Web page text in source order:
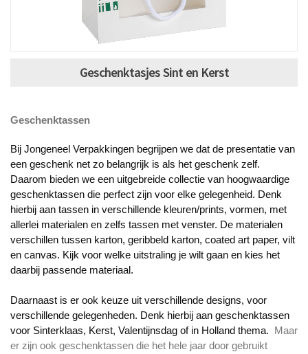
Geschenktasjes Sint en Kerst
Geschenktassen
Bij Jongeneel Verpakkingen begrijpen we dat de presentatie van
een geschenk net zo belangrijk is als het geschenk zelf.
Daarom bieden we een uitgebreide collectie van hoogwaardige
geschenktassen die perfect zijn voor elke gelegenheid. Denk
hierbij aan tassen in verschillende kleuren/prints, vormen, met
allerlei materialen en zelfs tassen met venster. De materialen
verschillen tussen karton, geribbeld karton, coated art paper, vilt
en canvas. Kijk voor welke uitstraling je wilt gaan en kies het
daarbij passende materiaal.
Daarnaast is er ook keuze uit verschillende designs, voor
verschillende gelegenheden. Denk hierbij aan geschenktassen
voor Sinterklaas, Kerst, Valentijnsdag of in Holland thema.
Maar
er zijn ook geschenktassen die het hele jaar door gebruikt